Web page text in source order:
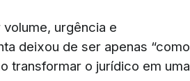
urgência e
deixou de ser apenas “como
transformar o jurídico em uma